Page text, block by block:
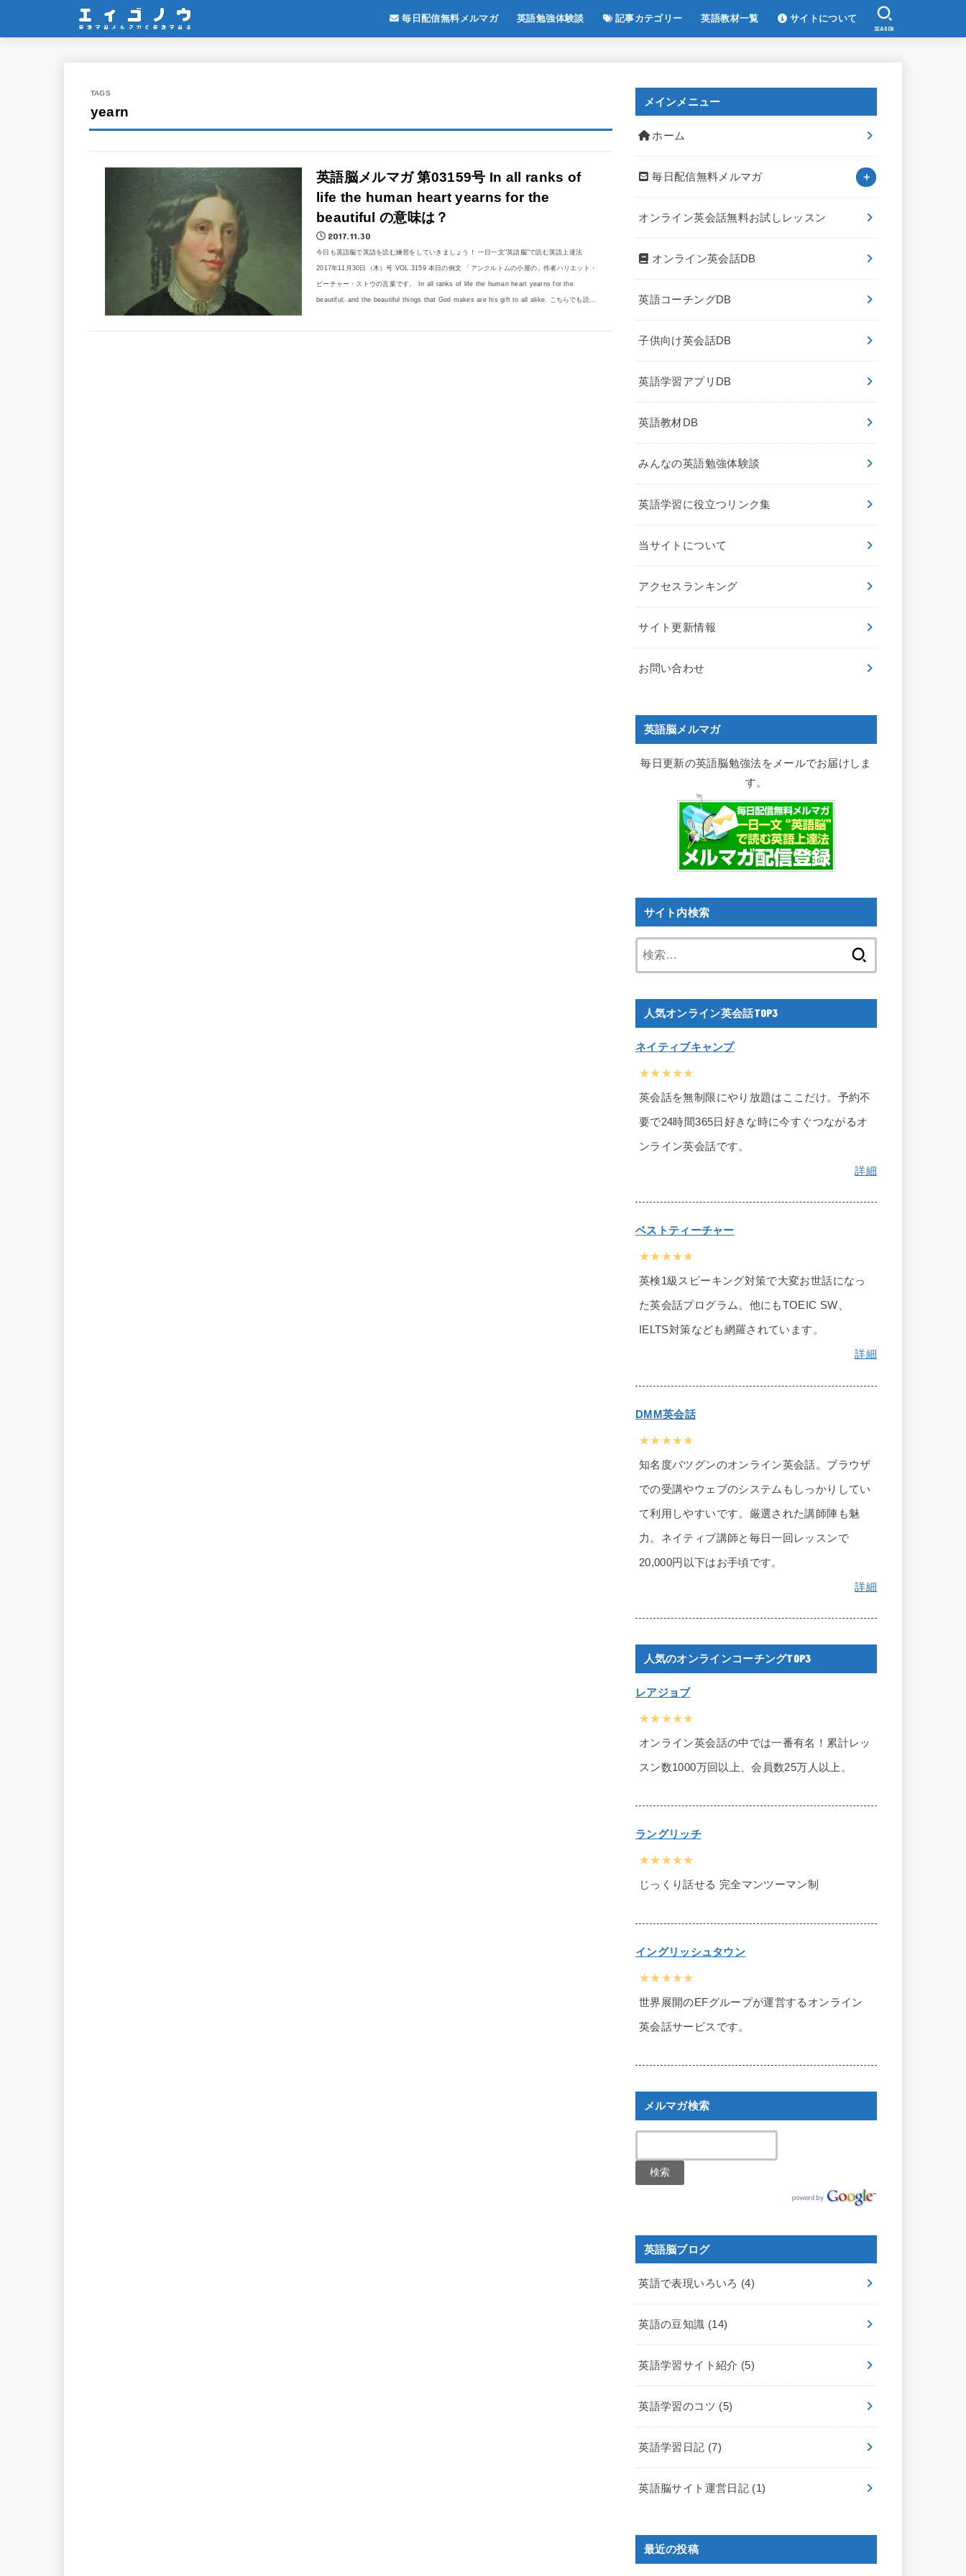
毎日配信無料メルマガ 英語勉強体験談 記事カテゴリー 英語教材一覧 サイトについて
SEARCH
yearn
英語脳メルマガ 第03159号 In all ranks of
life the human heart yearns for the
beautiful の意味は？
2017.11.30
今日も英語脳で英語を読む練習をしていきましょう！ 一日一文“英語脳”で読む英語上達法
2017年11月30日（木）号 VOL.3159 本日の例文 「アンクルトムの小屋の」作者ハリエット・
ビーチャー・ストウの言葉です。 In all ranks of life the human heart yearns for the
beautiful; and the beautiful things that God makes are his gift to all alike. こちらでも読...
メインメニュー
ホーム
毎日配信無料メルマガ
オンライン英会話無料お試しレッスン
オンライン英会話DB
英語コーチングDB
子供向け英会話DB
英語学習アプリDB
英語教材DB
みんなの英語勉強体験談
英語学習に役立つリンク集
当サイトについて
アクセスランキング
サイト更新情報
お問い合わせ
英語脳メルマガ
毎日更新の英語脳勉強法をメールでお届けしま
す。
サイト内検索
人気オンライン英会話TOP3
ネイティブキャンプ
★★★★★
英会話を無制限にやり放題はここだけ。予約不
要で24時間365日好きな時に今すぐつながるオ
ンライン英会話です。
詳細
ベストティーチャー
★★★★★
英検1級スピーキング対策で大変お世話になっ
た英会話プログラム。他にもTOEIC SW、
IELTS対策なども網羅されています。
詳細
DMM英会話
★★★★★
知名度バツグンのオンライン英会話。ブラウザ
での受講やウェブのシステムもしっかりしてい
て利用しやすいです。厳選された講師陣も魅
力。ネイティブ講師と毎日一回レッスンで
20,000円以下はお手頃です。
詳細
人気のオンラインコーチングTOP3
レアジョブ
★★★★★
オンライン英会話の中では一番有名！累計レッ
スン数1000万回以上、会員数25万人以上。
ラングリッチ
★★★★★
じっくり話せる 完全マンツーマン制
イングリッシュタウン
★★★★★
世界展開のEFグループが運営するオンライン
英会話サービスです。
メルマガ検索
英語脳ブログ
英語で表現いろいろ (4)
英語の豆知識 (14)
英語学習サイト紹介 (5)
英語学習のコツ (5)
英語学習日記 (7)
英語脳サイト運営日記 (1)
最近の投稿